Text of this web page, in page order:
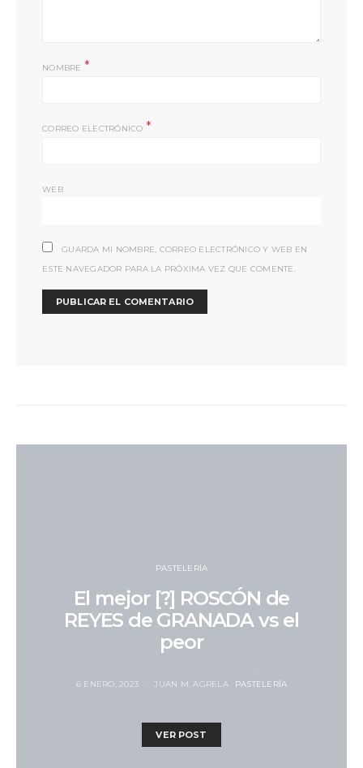
NOMBRE *
CORREO ELECTRÓNICO *
WEB
GUARDA MI NOMBRE, CORREO ELECTRÓNICO Y WEB EN
ESTE NAVEGADOR PARA LA PRÓXIMA VEZ QUE COMENTE.
PASTELERÍA
El mejor [?] ROSCÓN de
REYES de GRANADA vs el
peor
6 ENERO, 2023 JUAN M. AGRELA PASTELERÍA
VER POST